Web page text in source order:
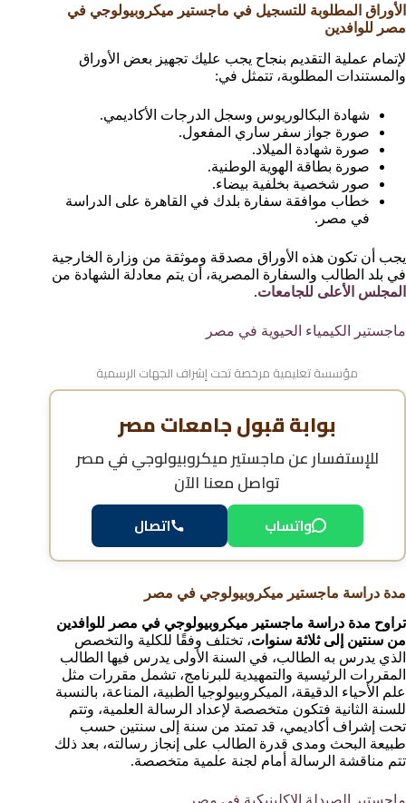
الأوراق المطلوبة للتسجيل في ماجستير ميكروبيولوجي في
مصر للوافدين
لإتمام عملية التقديم بنجاح يجب عليك تجهيز بعض الأوراق
والمستندات المطلوبة، تتمثل في:
شهادة البكالوريوس وسجل الدرجات الأكاديمي.
صورة جواز سفر ساري المفعول.
صورة شهادة الميلاد.
صورة بطاقة الهوية الوطنية.
صور شخصية بخلفية بيضاء.
خطاب موافقة سفارة بلدك في القاهرة على الدراسة
في مصر.
يجب أن تكون هذه الأوراق مصدقة وموثقة من وزارة الخارجية
في بلد الطالب والسفارة المصرية، أن يتم معادلة الشهادة من
المجلس الأعلى للجامعات.
ماجستير الكيمياء الحيوية في مصر
مؤسسة تعليمية مرخصة تحت إشراف الجهات الرسمية
بوابة قبول جامعات مصر
للإستفسار عنماجستير ميكروبيولوجي في مصر
تواصل معنا الآن
واتساب اتصال
مدة دراسة ماجستير ميكروبيولوجي في مصر
تراوح مدة دراسة ماجستير ميكروبيولوجي في مصر للوافدين
من سنتين إلى ثلاثة سنوات، تختلف وفقًا للكلية والتخصص
الذي يدرس به الطالب، في السنة الأولى يدرس فيها الطالب
المقررات الرئيسية والتمهيدية للبرنامج، تشمل مقررات مثل
علم الأحياء الدقيقة، الميكروبيولوجيا الطبية، المناعة، بالنسبة
للسنة الثانية فتكون متخصصة لإعداد الرسالة العلمية، وتتم
تحت إشراف أكاديمي، قد تمتد من سنة إلى سنتين حسب
طبيعة البحث ومدى قدرة الطالب على إنجاز رسالته، بعد ذلك
تتم مناقشة الرسالة أمام لجنة علمية متخصصة.